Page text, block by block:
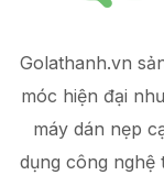
Golathanh.vn
móc hiện đại
máy dán nẹp
dụng công nghệ